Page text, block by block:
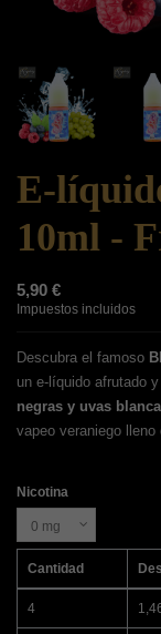
E-
10ml -
5,90 €
Impuestos incluidos
Descubra el famoso
un e-líquido afrutado
negras y uvas
vapeo veraniego lleno
Nicotina
Cantidad
4